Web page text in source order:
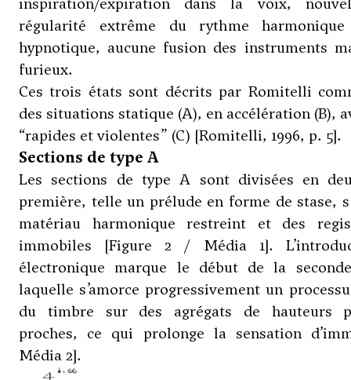
régularité extrême du rythme harmonique
hypnotique, aucune fusion des instruments
furieux.
Ces trois états sont décrits par Romitelli
des situations statique (A), en accélération (B),
“rapides et violentes” (C) [Romitelli, 1996, p. 5].
Sections de type A
Les sections de type A sont divisées en
première, telle un prélude en forme de stase,
matériau harmonique restreint et des
immobiles [Figure 2 / Média 1].
électronique marque le début de la
laquelle s’amorce progressivement un
du timbre sur des agrégats de hauteurs
proches, ce qui prolonge la sensation
Média 2].